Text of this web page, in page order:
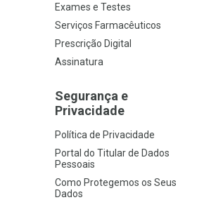
Exames e Testes
Serviços Farmacêuticos
Prescrição Digital
Assinatura
Segurança e
Privacidade
Política de Privacidade
Portal do Titular de Dados
Pessoais
Como Protegemos os Seus
Dados